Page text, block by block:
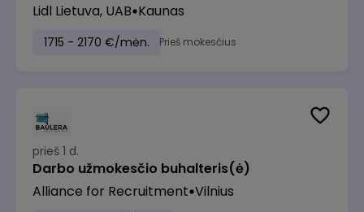
Lidl Lietuva, UAB Kaunas
1715 - 2170 €/mėn. Prieš mokesčius
prieš 1 d.
Darbo užmokesčio buhalteris(ė)
Alliance for Recruitment Vilnius